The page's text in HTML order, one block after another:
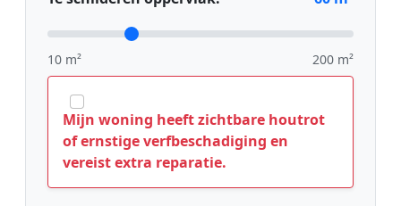
10 m² 200 m²
Mijn woning heeft zichtbare houtrot
of ernstige verfbeschadiging en
vereist extra reparatie.